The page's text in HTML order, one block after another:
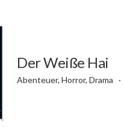
Der Weiße Hai
Abenteuer, Horror, Drama